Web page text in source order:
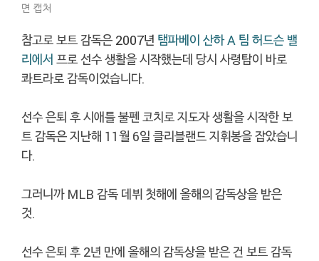
면 캡처
참고로 보트 감독은 2007년 탬파베이 산하 A 팀 허드슨 밸
리에서 프로 선수 생활을 시작했는데 당시 사령탑이 바로
콰트라로 감독이었습니다.
선수 은퇴 후 시애틀 불펜 코치로 지도자 생활을 시작한 보
트 감독은 지난해 11월 6일 클리블랜드 지휘봉을 잡았습니
다.
그러니까 MLB 감독 데뷔 첫해에 올해의 감독상을 받은
것.
선수 은퇴 후 2년 만에 올해의 감독상을 받은 건 보트 감독